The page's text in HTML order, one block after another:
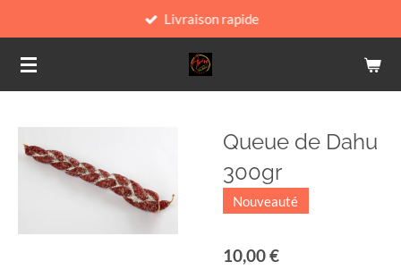
contenu
principal
Livraison rapide
Queue de Dahu
300gr
Nouveauté
10,00 €